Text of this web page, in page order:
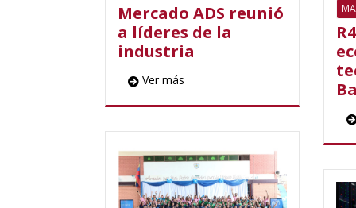
Mercado ADS reunió
a líderes de la
industria
Ver más